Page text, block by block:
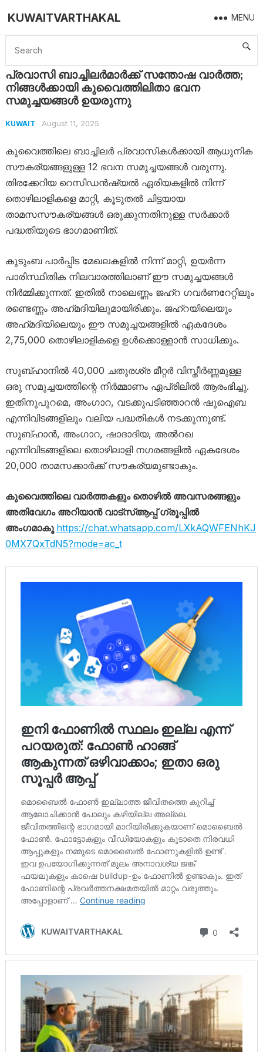
KUWAITVARTHAKAL MENU
Home Kuwait പ്രവാസി ബാച്ചിലർമാർക്ക് സന്തോഷ വാർത്ത; നിങ്ങൾക്കായി കുവൈത്തിലിതാ ഭവന സമുച്ചയങ്ങൾ ഉയരുന്നു
പ്രവാസി ബാച്ചിലർമാർക്ക് സന്തോഷ വാർത്ത;
നിങ്ങൾക്കായി കുവൈത്തിലിതാ ഭവന
സമുച്ചയങ്ങൾ ഉയരുന്നു
KUWAIT August 11, 2025
കുവൈത്തിലെ ബാച്ചിലർ പ്രവാസികൾക്കായി ആധുനിക
സൗകര്യങ്ങളുള്ള 12 ഭവന സമുച്ചയങ്ങൾ വരുന്നു.
തിരക്കേറിയ റെസിഡൻഷ്യൽ ഏരിയകളിൽ നിന്ന്
തൊഴിലാളികളെ മാറ്റി, കൂടുതൽ ചിട്ടയായ
താമസസൗകര്യങ്ങൾ ഒരുക്കുന്നതിനുള്ള സർക്കാർ
പദ്ധതിയുടെ ഭാഗമാണിത്.
കുടുംബ പാർപ്പിട മേഖലകളിൽ നിന്ന് മാറ്റി, ഉയർന്ന
പാരിസ്ഥിതിക നിലവാരത്തിലാണ് ഈ സമുച്ചയങ്ങൾ
നിർമ്മിക്കുന്നത്. ഇതിൽ നാലെണ്ണം ജഹ്‌റ ഗവർണറേറ്റിലും
രണ്ടെണ്ണം അഹ്‌മദിയിലുമായിരിക്കും. ജഹ്‌റയിലെയും
അഹ്‌മദിയിലെയും ഈ സമുച്ചയങ്ങളിൽ ഏകദേശം
2,75,000 തൊഴിലാളികളെ ഉൾക്കൊള്ളാൻ സാധിക്കും.
സുബ്ഹാനിൽ 40,000 ചതുരശ്ര മീറ്റർ വിസ്തീർണ്ണമുള്ള
ഒരു സമുച്ചയത്തിന്റെ നിർമ്മാണം ഏപ്രിലിൽ ആരംഭിച്ചു.
ഇതിനുപുറമെ, അംഗാറ, വടക്കുപടിഞ്ഞാറൻ ഷുഐബ
എന്നിവിടങ്ങളിലും വലിയ പദ്ധതികൾ നടക്കുന്നുണ്ട്.
സുബ്ഹാൻ, അംഗാറ, ഷാദാദിയ, അൽറഖ
എന്നിവിടങ്ങളിലെ തൊഴിലാളി നഗരങ്ങളിൽ ഏകദേശം
20,000 താമസക്കാർക്ക് സൗകര്യമുണ്ടാകും.
കുവൈത്തിലെ വാർത്തകളും തൊഴിൽ അവസരങ്ങളും
അതിവേഗം അറിയാൻ വാട്സ്ആപ്പ് ഗ്രൂപ്പിൽ
അംഗമാകൂ https://chat.whatsapp.com/LXkAQWFENhKJ
0MX7QxTdN5?mode=ac_t